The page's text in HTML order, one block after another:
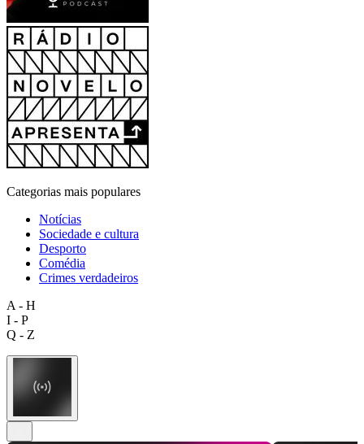
Categorias mais populares
Notícias
Sociedade e cultura
Desporto
Comédia
Crimes verdadeiros
A - H
I - P
Q - Z